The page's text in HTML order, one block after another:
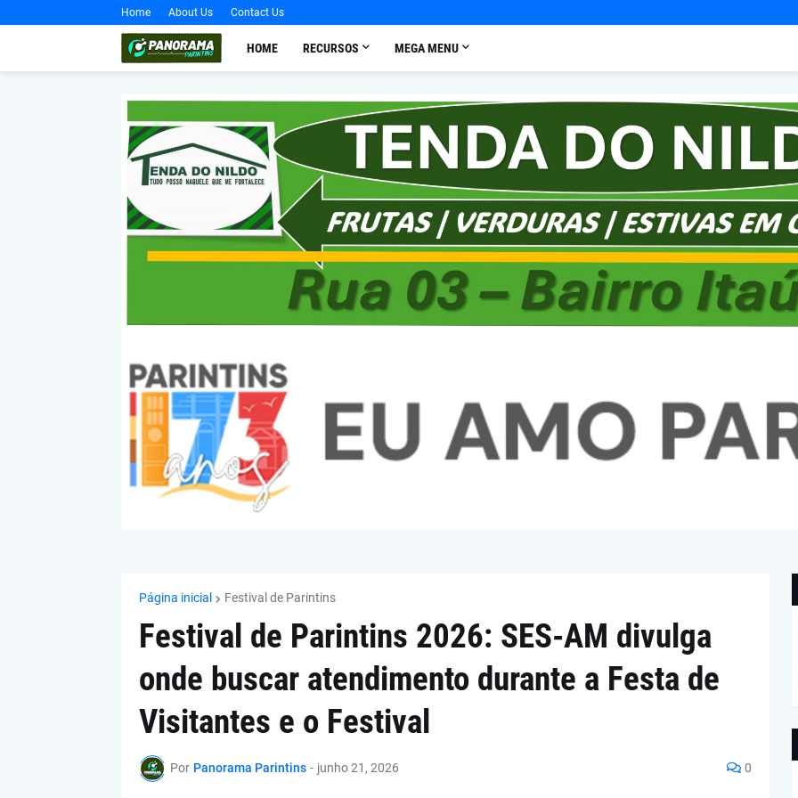
Home About Us Contact Us
HOME RECURSOS MEGA MENU
Página inicial Festival de Parintins
Festival de Parintins 2026: SES-AM divulga
onde buscar atendimento durante a Festa de
Visitantes e o Festival
Por Panorama Parintins - junho 21, 2026 0